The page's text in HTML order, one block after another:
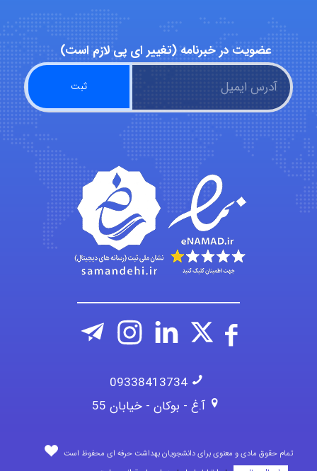
abolfazlkoshehe
A.balandeh
fatima
Jafar Tym
عضویت در خبرنامه (تغییر ای پی لازم است)
09338413734
آ.غ - بوکان - خیابان 55
تمام حقوق مادی و معنوی برای دانشجویان بهداشت حرفه ای محفوظ است